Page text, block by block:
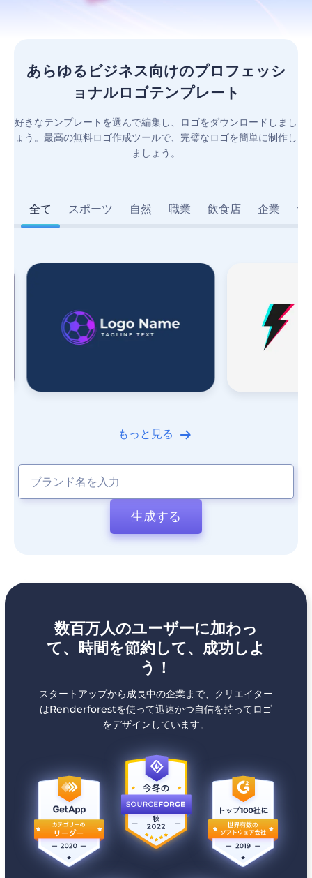
あらゆるビジネス向けのプロフェッシ
ョナルロゴテンプレート
好きなテンプレートを選んで編集し、ロゴをダウンロードしまし
ょう。最高の無料ロゴ作成ツールで、完璧なロゴを簡単に制作し
ましょう。
全て スポーツ 自然 職業 飲食店 企業 サ
もっと見る
生成する
数百万人のユーザーに加わっ
て、時間を節約して、成功しよ
う！
スタートアップから成長中の企業まで、クリエイター
はRenderforestを使って迅速かつ自信を持ってロゴ
をデザインしています。